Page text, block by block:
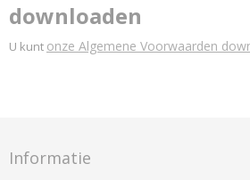
downloaden
U kunt onze Algemene Voorwaarden
Informatie